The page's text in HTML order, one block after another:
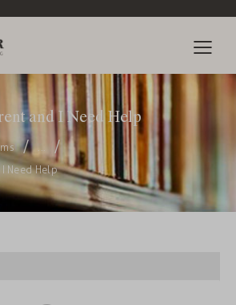
and I Need Help
...
Need Help